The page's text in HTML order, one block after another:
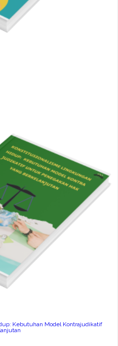
Kebutuhan Model Kontrajudikatif